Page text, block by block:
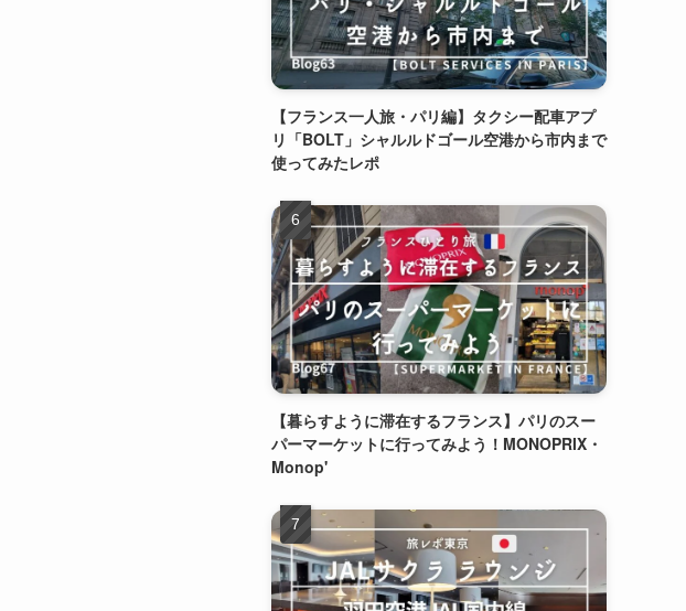
【フランス一人旅・パリ編】タクシー配車アプ
リ「BOLT」シャルルドゴール空港から市内まで
使ってみたレポ
【暮らすように滞在するフランス】パリのスー
パーマーケットに行ってみよう！MONOPRIX・
Monop'